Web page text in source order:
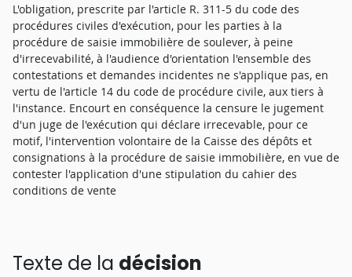
L'obligation, prescrite par l'article R. 311-5 du code des
procédures civiles d'exécution, pour les parties à la
procédure de saisie immobilière de soulever, à peine
d'irrecevabilité, à l'audience d'orientation l'ensemble des
contestations et demandes incidentes ne s'applique pas, en
vertu de l'article 14 du code de procédure civile, aux tiers à
l'instance. Encourt en conséquence la censure le jugement
d'un juge de l'exécution qui déclare irrecevable, pour ce
motif, l'intervention volontaire de la Caisse des dépôts et
consignations à la procédure de saisie immobilière, en vue de
contester l'application d'une stipulation du cahier des
conditions de vente
Texte de la décision